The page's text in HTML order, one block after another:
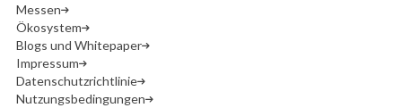
Messen
Ökosystem
Blogs und Whitepaper
Impressum
Datenschutzrichtlinie
Nutzungsbedingungen